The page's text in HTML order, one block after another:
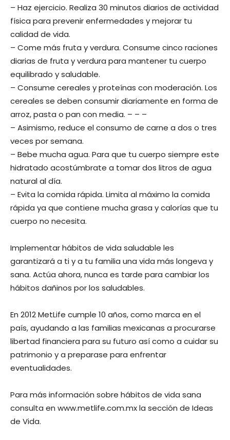
– Haz ejercicio. Realiza 30 minutos diarios de actividad
física para prevenir enfermedades y mejorar tu
calidad de vida.
– Come más fruta y verdura. Consume cinco raciones
diarias de fruta y verdura para mantener tu cuerpo
equilibrado y saludable.
– Consume cereales y proteínas con moderación. Los
cereales se deben consumir diariamente en forma de
arroz, pasta o pan con media. – – –
– Asimismo, reduce el consumo de carne a dos o tres
veces por semana.
– Bebe mucha agua. Para que tu cuerpo siempre este
hidratado acostúmbrate a tomar dos litros de agua
natural al día.
– Evita la comida rápida. Limita al máximo la comida
rápida ya que contiene mucha grasa y calorías que tu
cuerpo no necesita.
Implementar hábitos de vida saludable les
garantizará a ti y a tu familia una vida más longeva y
sana. Actúa ahora, nunca es tarde para cambiar los
hábitos dañinos por los saludables.
En 2012 MetLife cumple 10 años, como marca en el
país, ayudando a las familias mexicanas a procurarse
libertad financiera para su futuro así como a cuidar su
patrimonio y a preparase para enfrentar
eventualidades.
Para más información sobre hábitos de vida sana
consulta en www.metlife.com.mx la sección de Ideas
de Vida.